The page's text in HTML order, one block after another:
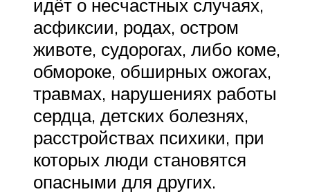
идёт о несчастных случаях,
асфиксии, родах, остром
животе, судорогах, либо коме,
обмороке, обширных ожогах,
травмах, нарушениях работы
сердца, детских болезнях,
расстройствах психики, при
которых люди становятся
опасными для других.